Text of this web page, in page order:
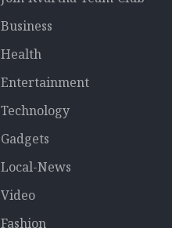
Business
Health
Entertainment
Technology
Gadgets
Local-News
Video
Fashion